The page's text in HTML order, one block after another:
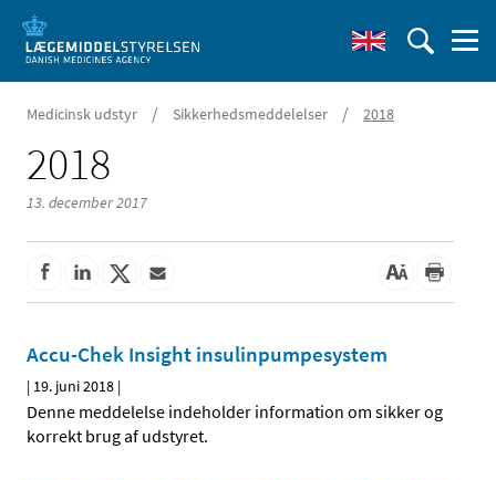
Medicinsk udstyr / Sikkerhedsmeddelelser / 2018
2018
13. december 2017
Accu-Chek Insight insulinpumpesystem
| 19. juni 2018 |
Denne meddelelse indeholder information om sikker og
korrekt brug af udstyret.